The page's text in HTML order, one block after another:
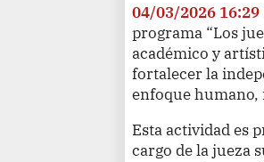
04/03/2026 16:29
programa “Los
académico y
fortalecer la
enfoque humano,
Esta actividad es
cargo de la jueza